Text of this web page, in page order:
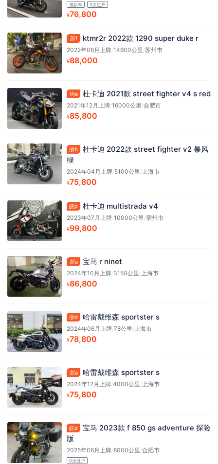
准新车 0次过户
¥76,800
苏f ktmr2r 2022款 1290 super duke r
2022年06月上牌/14600公里 /苏州市
¥88,000
闽e 杜卡迪 2021款 street fighter v4 s red
2021年12月上牌/16000公里 /合肥市
¥85,800
浙b
杜卡迪 2022款 street fighter v2 暴风
绿
2024年04月上牌/5100公里 /上海市
¥75,800
皖p 杜卡迪 multistrada v4
2023年07月上牌/10000公里 /宿州市
¥99,800
浙a 宝马 r ninet
2024年10月上牌/3150公里 /上海市
¥86,800
浙d 哈雷戴维森 sportster s
2024年06月上牌/78公里 /上海市
¥78,800
浙a 哈雷戴维森 sportster s
2024年12月上牌/4000公里 /上海市
¥75,800
皖d
宝马 2023款 f 850 gs adventure 探险
版
2025年06月上牌/8000公里 /合肥市
0次过户